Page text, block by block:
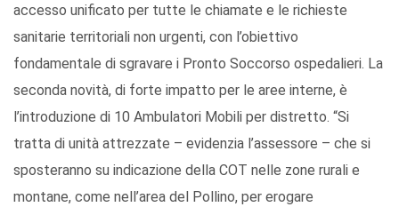
accesso unificato per tutte le chiamate e le richieste
sanitarie territoriali non urgenti, con l’obiettivo
fondamentale di sgravare i Pronto Soccorso ospedalieri. La
seconda novità, di forte impatto per le aree interne, è
l’introduzione di 10 Ambulatori Mobili per distretto. “Si
tratta di unità attrezzate – evidenzia l’assessore – che si
sposteranno su indicazione della COT nelle zone rurali e
montane, come nell’area del Pollino, per erogare